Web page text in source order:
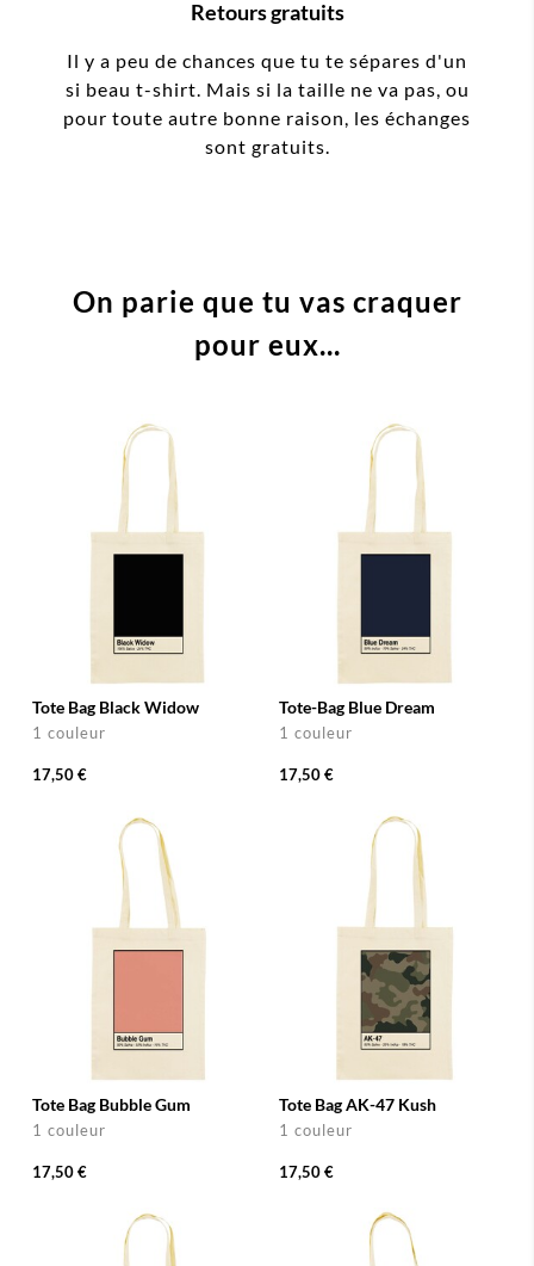
Retours gratuits
Il y a peu de chances que tu te sépares d'un
si beau t-shirt. Mais si la taille ne va pas, ou
pour toute autre bonne raison, les échanges
sont gratuits.
On parie que tu vas craquer
pour eux...
Tote Bag Black Widow
1 couleur
17,50 €
Tote-Bag Blue Dream
1 couleur
17,50 €
Tote Bag Bubble Gum
1 couleur
17,50 €
Tote Bag AK-47 Kush
1 couleur
17,50 €